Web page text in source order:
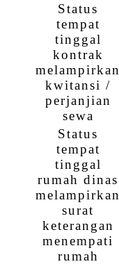
Status
tempat
tinggal
kontrak
melampirkan
kwitansi /
perjanjian
sewa
Status
tempat
tinggal
rumah dinas
melampirkan
surat
keterangan
menempati
rumah